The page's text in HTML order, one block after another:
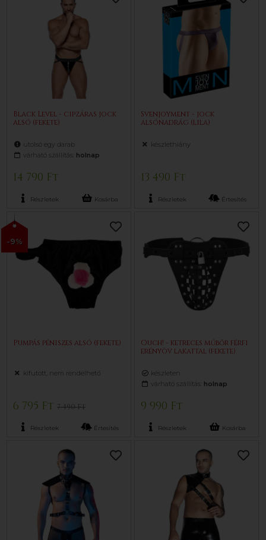
Black Level - cipzáras jock
alsó (fekete)
utolsó egy darab
várható szállítás: holnap
14 790 Ft
Részletek Kosárba
Svenjoyment - jock
alsónadrág (lila)
készlethiány
13 490 Ft
Részletek Értesítés
-9%
Pumpás péniszes alsó (fekete)
kifutott, nem rendelhető
6 795 Ft7 490 Ft
Részletek Értesítés
Ouch! - ketreces műbőr férfi
erényöv lakattal (fekete)
készleten
várható szállítás: holnap
9 990 Ft
Részletek Kosárba